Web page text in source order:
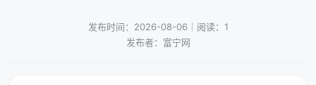
发布时间：2026-08-06｜阅读：1
发布者：富宁网